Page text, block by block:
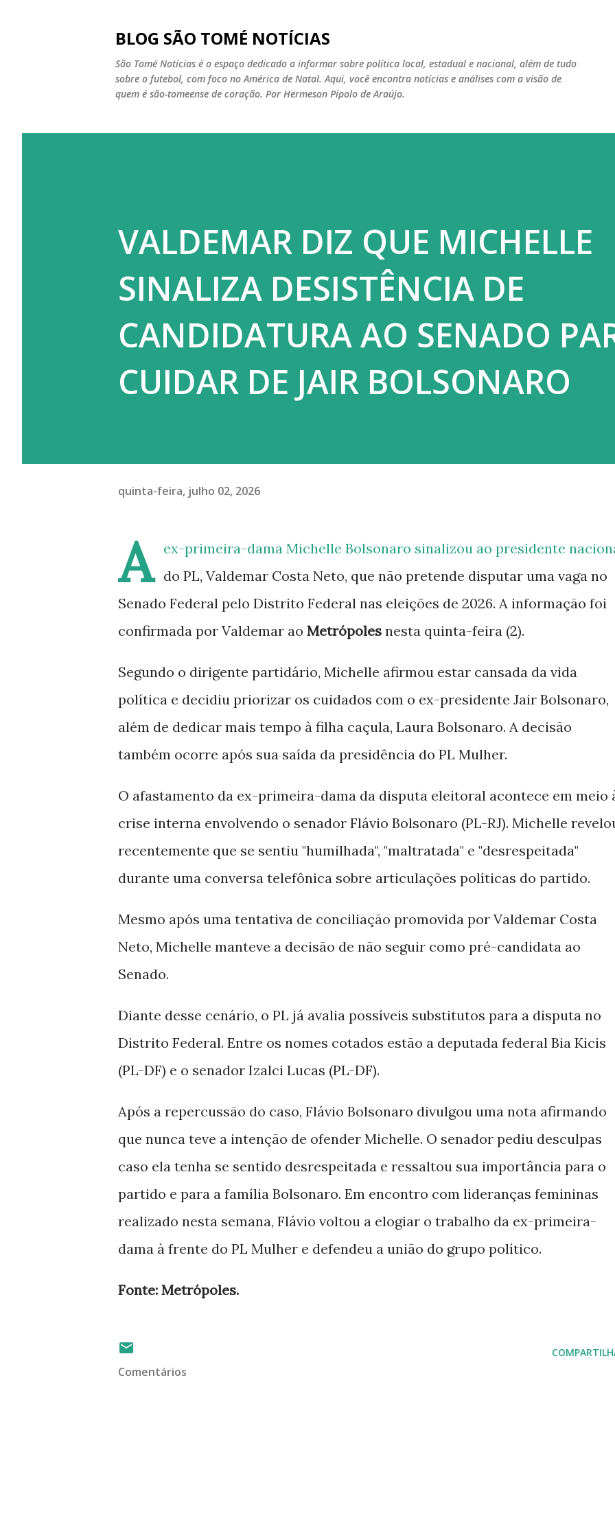
BLOG SÃO TOMÉ NOTÍCIAS
São Tomé Notícias é o espaço dedicado a informar sobre política local, estadual e nacional, além de tudo
sobre o futebol, com foco no América de Natal. Aqui, você encontra notícias e análises com a visão de
quem é são-tomeense de coração. Por Hermeson Pípolo de Araújo.
VALDEMAR DIZ QUE MICHELLE
SINALIZA DESISTÊNCIA DE
CANDIDATURA AO SENADO
CUIDAR DE JAIR BOLSONARO
quinta-feira, julho 02, 2026
A
ex-primeira-dama Michelle Bolsonaro sinalizou ao presidente
do PL, Valdemar Costa Neto, que não pretende disputar uma vaga no
Senado Federal pelo Distrito Federal nas eleições de 2026. A informação foi
confirmada por Valdemar ao Metrópoles nesta quinta-feira (2).
Segundo o dirigente partidário, Michelle afirmou estar cansada da vida
política e decidiu priorizar os cuidados com o ex-presidente Jair Bolsonaro,
além de dedicar mais tempo à filha caçula, Laura Bolsonaro. A decisão
também ocorre após sua saída da presidência do PL Mulher.
O afastamento da ex-primeira-dama da disputa eleitoral acontece em meio
crise interna envolvendo o senador Flávio Bolsonaro (PL-RJ). Michelle
recentemente que se sentiu "humilhada", "maltratada" e "desrespeitada"
durante uma conversa telefônica sobre articulações políticas do partido.
Mesmo após uma tentativa de conciliação promovida por Valdemar Costa
Neto, Michelle manteve a decisão de não seguir como pré-candidata ao
Senado.
Diante desse cenário, o PL já avalia possíveis substitutos para a disputa no
Distrito Federal. Entre os nomes cotados estão a deputada federal Bia Kicis
(PL-DF) e o senador Izalci Lucas (PL-DF).
Após a repercussão do caso, Flávio Bolsonaro divulgou uma nota afirmando
que nunca teve a intenção de ofender Michelle. O senador pediu desculpas
caso ela tenha se sentido desrespeitada e ressaltou sua importância para o
partido e para a família Bolsonaro. Em encontro com lideranças femininas
realizado nesta semana, Flávio voltou a elogiar o trabalho da ex-primeira-
dama à frente do PL Mulher e defendeu a união do grupo político.
Fonte: Metrópoles.
Comentários